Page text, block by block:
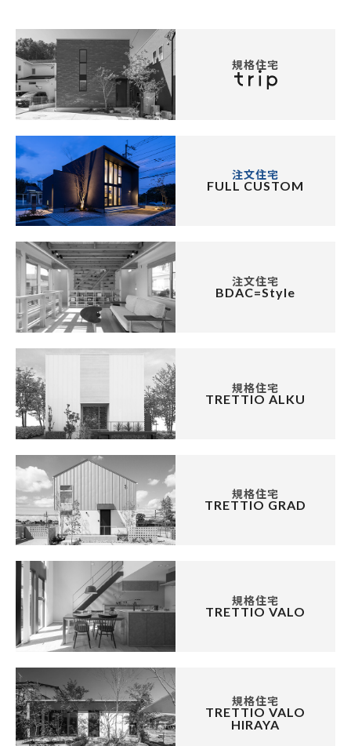
規格住宅
注文住宅
FULL CUSTOM
注文住宅
BDAC=Style
規格住宅
TRETTIO ALKU
規格住宅
TRETTIO GRAD
規格住宅
TRETTIO VALO
規格住宅
TRETTIO VALO
HIRAYA